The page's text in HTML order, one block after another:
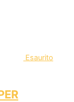
Esaurito